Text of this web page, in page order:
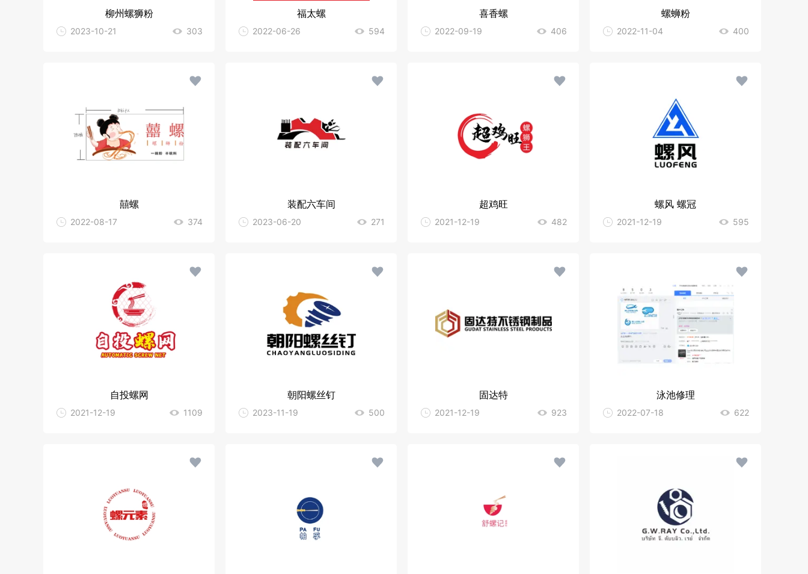
柳州螺狮粉
2023-10-21 303
福太螺
2022-06-26 594
喜香螺
2022-09-19 406
螺蛳粉
2022-11-04 400
囍螺
2022-08-17 374
装配六车间
2023-06-20 271
超鸡旺
2021-12-19 482
螺风 螺冠
2021-12-19 595
自投螺网
2021-12-19 1109
朝阳螺丝钉
2023-11-19 500
固达特
2021-12-19 923
泳池修理
2022-07-18 622